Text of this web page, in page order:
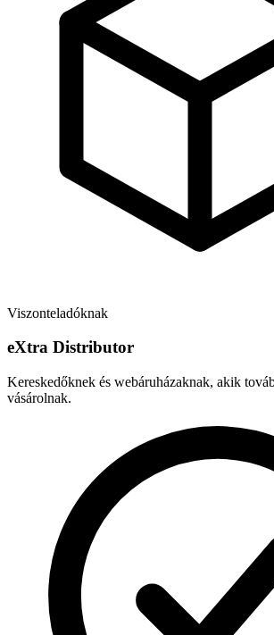
Viszonteladóknak
eXtra Distributor
Kereskedőknek és webáruházaknak, akik
vásárolnak.